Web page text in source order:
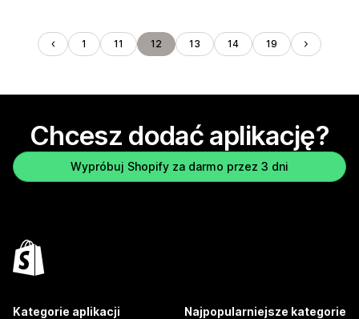
1 11 12 13 14 19
Chcesz dodać aplikację?
Wypróbuj Shopify za darmo przez 3 dni
Kategorie aplikacji Najpopularniejsze kategorie